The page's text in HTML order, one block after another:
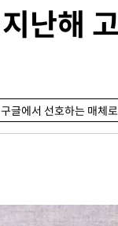
난해
구글에서 선호하는 매체